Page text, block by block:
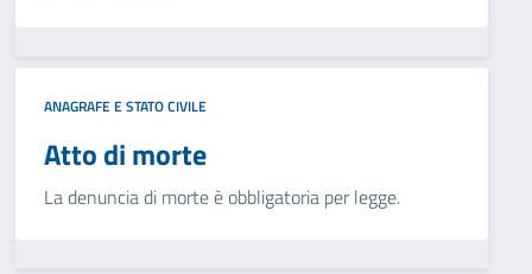
ANAGRAFE E STATO CIVILE
Atto di morte
La denuncia di morte è obbligatoria per legge.